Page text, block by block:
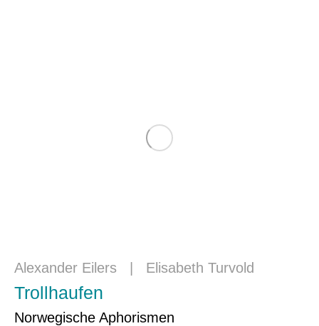
Alexander Eilers Elisabeth Turvold
Trollhaufen
Norwegische Aphorismen